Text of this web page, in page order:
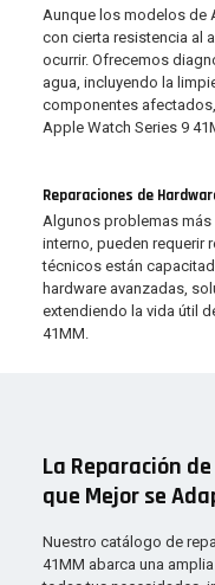
Aunque los modelos de
con cierta resistencia al
ocurrir. Ofrecemos
agua, incluyendo la
componentes
Apple Watch Series 9
Reparaciones de
Algunos problemas
interno, pueden requerir
técnicos están
hardware avanzadas,
extendiendo la vida útil
41MM.
La Reparación
que Mejor se
Nuestro catálogo de
41MM abarca una